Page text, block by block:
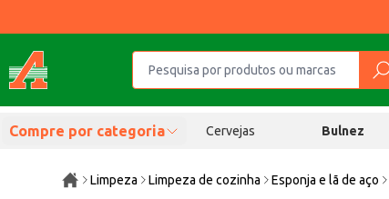
Compre por categoria Cervejas Bulnez
Limpeza Limpeza de cozinha Esponja e lã de aço